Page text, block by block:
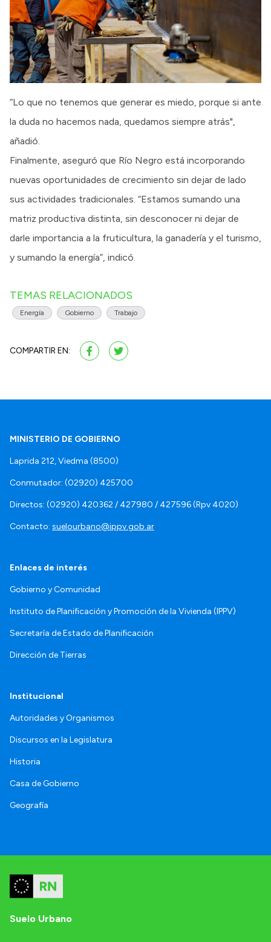
“Lo que no tenemos que generar es miedo, porque si ante
la duda no hacemos nada, quedamos siempre atrás",
añadió.
Finalmente, aseguró que Río Negro está incorporando
nuevas oportunidades de crecimiento sin dejar de lado
sus actividades tradicionales. “Estamos sumando una
matriz productiva distinta, sin desconocer ni dejar de
darle importancia a la fruticultura, la ganadería y el turismo,
y sumando la energía”, indicó.
TEMAS RELACIONADOS
Energía Gobierno Trabajo
COMPARTIR EN:
MINISTERIO DE GOBIERNO
Laprida 212, Viedma (8500)
Conmutador: (02920) 425700
Directos: (02920) 420362 / 427980 / 427596 (Rpv 4020)
Contacto: suelourbano@ippv.gob.ar
Enlaces de interés
Gobierno y Comunidad
Instituto de Planificación y Promoción de la Vivienda (IPPV)
Secretaría de Estado de Planificación
Dirección de Tierras
Institucional
Autoridades y Organismos
Discursos en la Legislatura
Historia
Casa de Gobierno
Geografía
Suelo Urbano